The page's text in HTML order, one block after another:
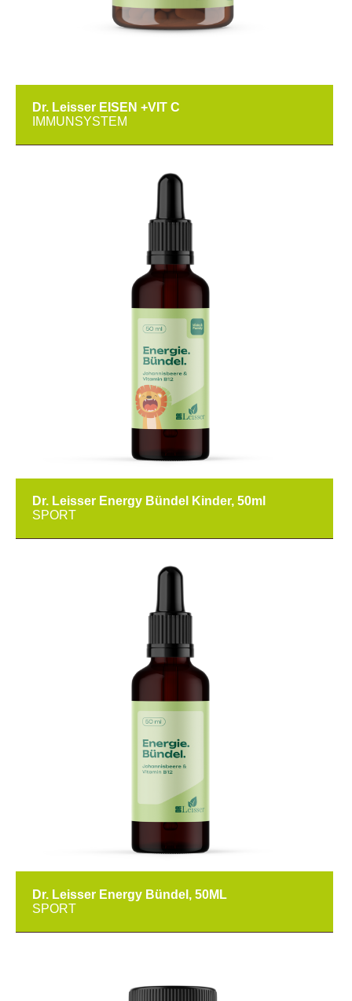
Dr. Leisser EISEN +VIT C
IMMUNSYSTEM
Dr. Leisser Energy Bündel Kinder, 50ml
SPORT
Dr. Leisser Energy Bündel, 50ML
SPORT